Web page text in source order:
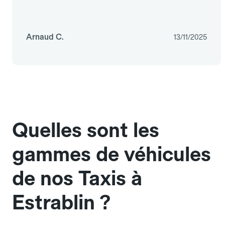
Arnaud C. 13/11/2025
Quelles sont les
gammes de véhicules
de nos Taxis à
Estrablin ?